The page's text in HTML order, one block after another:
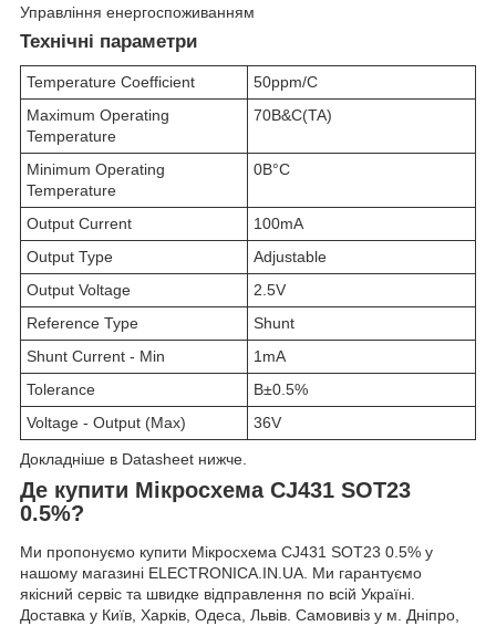
Управління енергоспоживанням
Технічні параметри
Temperature Coefficient
50ppm/C
Maximum Operating
Temperature
70В&C(TA)
Minimum Operating
Temperature
0В°C
Output Current
100mA
Output Type
Adjustable
Output Voltage
2.5V
Reference Type
Shunt
Shunt Current - Min
1mA
Tolerance
В±0.5%
Voltage - Output (Max)
36V
Докладніше в Datasheet нижче.
Де купити Мікросхема CJ431 SOT23
0.5%?
Ми пропонуємо купити Мікросхема CJ431 SOT23 0.5% у
нашому магазині ELECTRONICA.IN.UA. Ми гарантуємо
якісний сервіс та швидке відправлення по всій Україні.
Доставка у Київ, Харків, Одеса, Львів. Самовивіз у м. Дніпро,